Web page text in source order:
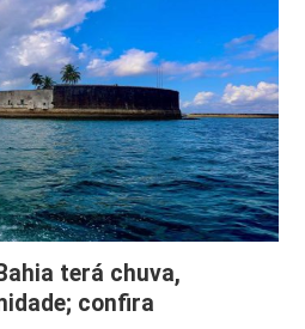
terá chuva,
confira